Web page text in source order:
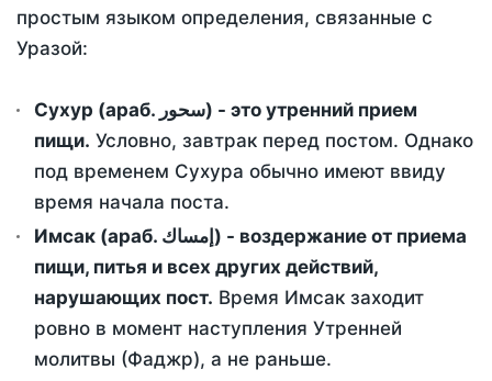
простым языком определения, связанные с
Уразой:
Сухур (араб. سحور) - это утренний прием
пищи. Условно, завтрак перед постом. Однако
под временем Сухура обычно имеют ввиду
время начала поста.
Имсак (араб. إمساك) - воздержание от приема
пищи, питья и всех других действий,
нарушающих пост. Время Имсак заходит
ровно в момент наступления Утренней
молитвы (Фаджр), а не раньше.